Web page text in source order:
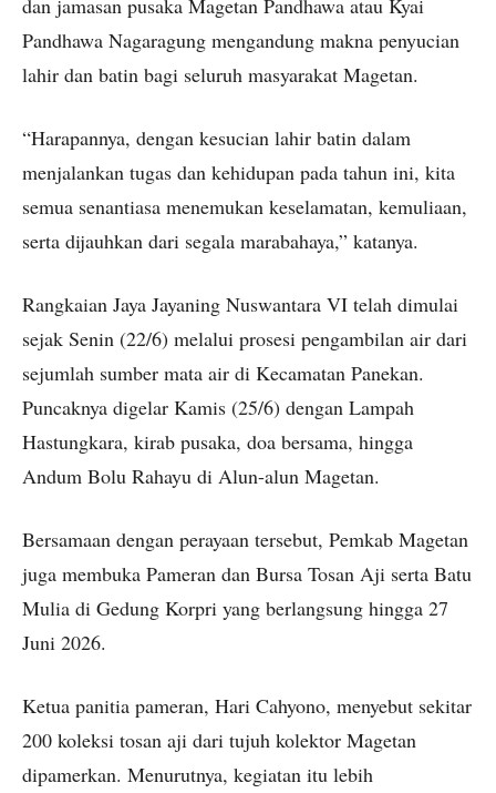
dan jamasan pusaka Magetan Pandhawa atau Kyai
Pandhawa Nagaragung mengandung makna penyucian
lahir dan batin bagi seluruh masyarakat Magetan.
“Harapannya, dengan kesucian lahir batin dalam
menjalankan tugas dan kehidupan pada tahun ini, kita
semua senantiasa menemukan keselamatan, kemuliaan,
serta dijauhkan dari segala marabahaya,” katanya.
Rangkaian Jaya Jayaning Nuswantara VI telah dimulai
sejak Senin (22/6) melalui prosesi pengambilan air dari
sejumlah sumber mata air di Kecamatan Panekan.
Puncaknya digelar Kamis (25/6) dengan Lampah
Hastungkara, kirab pusaka, doa bersama, hingga
Andum Bolu Rahayu di Alun-alun Magetan.
Bersamaan dengan perayaan tersebut, Pemkab Magetan
juga membuka Pameran dan Bursa Tosan Aji serta Batu
Mulia di Gedung Korpri yang berlangsung hingga 27
Juni 2026.
Ketua panitia pameran, Hari Cahyono, menyebut sekitar
200 koleksi tosan aji dari tujuh kolektor Magetan
dipamerkan. Menurutnya, kegiatan itu lebih